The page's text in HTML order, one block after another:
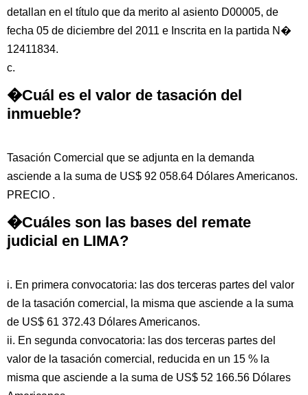
detallan en el título que da merito al asiento D00005, de
fecha 05 de diciembre del 2011 e Inscrita en la partida N�
12411834.
c.
�Cuál es el valor de tasación del
inmueble?
Tasación Comercial que se adjunta en la demanda
asciende a la suma de US$ 92 058.64 Dólares Americanos.
PRECIO .
�Cuáles son las bases del remate
judicial en LIMA?
i. En primera convocatoria: las dos terceras partes del valor
de la tasación comercial, la misma que asciende a la suma
de US$ 61 372.43 Dólares Americanos.
ii. En segunda convocatoria: las dos terceras partes del
valor de la tasación comercial, reducida en un 15 % la
misma que asciende a la suma de US$ 52 166.56 Dólares